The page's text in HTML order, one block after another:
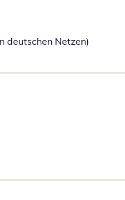
deutschen Netzen)